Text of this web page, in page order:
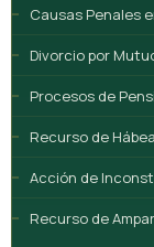
Causas Penales
Divorcio por
Procesos de
Recurso de
Acción de
Recurso de